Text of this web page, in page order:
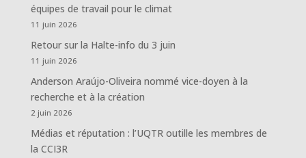
équipes de travail pour le climat
11 juin 2026
Retour sur la Halte-info du 3 juin
11 juin 2026
Anderson Araújo-Oliveira nommé vice-doyen à la
recherche et à la création
2 juin 2026
Médias et réputation : l’UQTR outille les membres de
la CCI3R